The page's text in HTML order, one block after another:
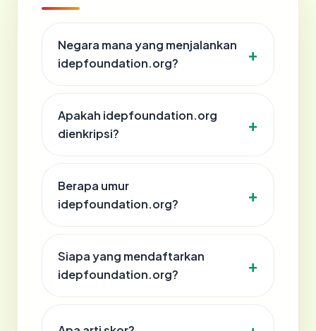
Negara mana yang menjalankan
idepfoundation.org?
Apakah idepfoundation.org
dienkripsi?
Berapa umur
idepfoundation.org?
Siapa yang mendaftarkan
idepfoundation.org?